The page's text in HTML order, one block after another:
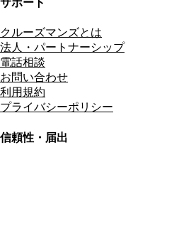
サポート
クルーズマンズとは
法人・パートナーシップ
電話相談
お問い合わせ
利用規約
プライバシーポリシー
信頼性・届出